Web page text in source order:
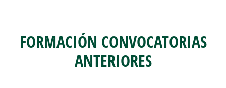
FORMACIÓN CONVOCATORIAS
ANTERIORES